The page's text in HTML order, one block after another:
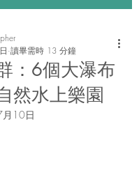
：6個大瀑布
然水上樂園
讀畢需時 13 分鐘
10日